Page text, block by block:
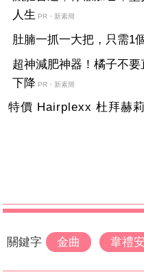
人生
PR・新素簡
肚腩一抓一大把，只需1
超神減肥神器！橘子不
下降 PR・新素簡
特價 Hairplexx 杜拜赫
關鍵字 金曲 韋禮安